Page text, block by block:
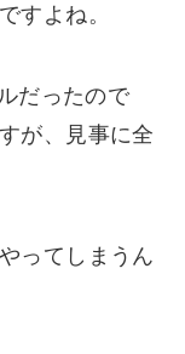
すよね。
だったので
が、見事に全
ってしまうん